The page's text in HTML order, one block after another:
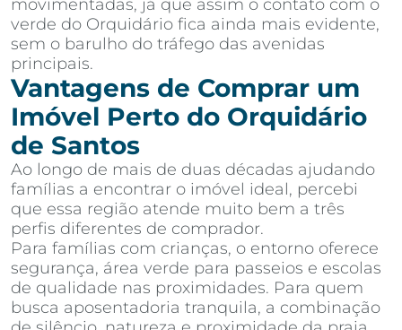
movimentadas, já que assim o contato com o
verde do Orquidário fica ainda mais evidente,
sem o barulho do tráfego das avenidas
principais.
Vantagens de Comprar um
Imóvel Perto do Orquidário
de Santos
Ao longo de mais de duas décadas ajudando
famílias a encontrar o imóvel ideal, percebi
que essa região atende muito bem a três
perfis diferentes de comprador.
Para famílias com crianças, o entorno oferece
segurança, área verde para passeios e escolas
de qualidade nas proximidades. Para quem
busca aposentadoria tranquila, a combinação